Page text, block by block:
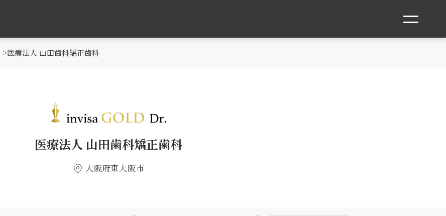
医療法人 山田歯科矯正歯科
医療法人 山田歯科矯正歯科
大阪府東大阪市